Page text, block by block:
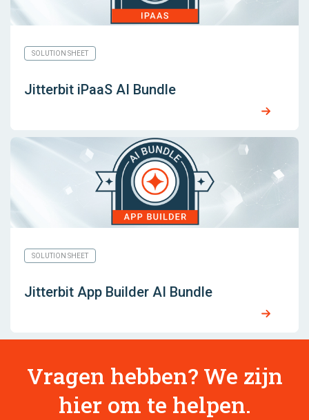
SOLUTION SHEET
Jitterbit iPaaS AI Bundle
SOLUTION SHEET
Jitterbit App Builder AI Bundle
Vragen hebben? We zijn
hier om te helpen.